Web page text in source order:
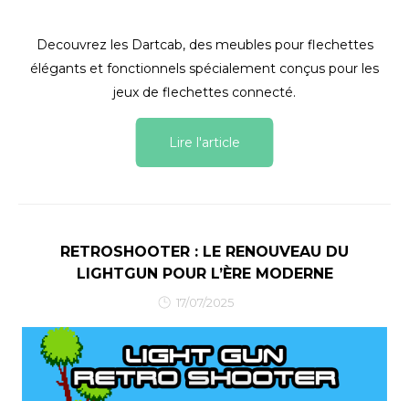
Decouvrez les Dartcab, des meubles pour flechettes
élégants et fonctionnels spécialement conçus pour les
jeux de flechettes connecté.
Lire l'article
RETROSHOOTER : LE RENOUVEAU DU
LIGHTGUN POUR L’ÈRE MODERNE
17/07/2025